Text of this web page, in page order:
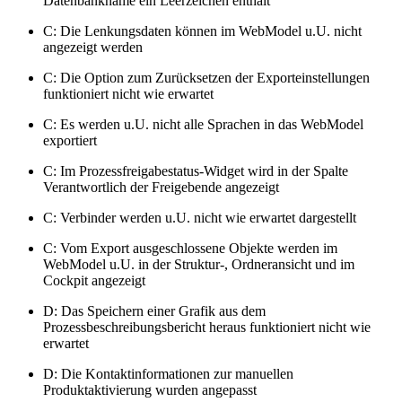
C: Die Lenkungsdaten können im WebModel u.U. nicht
angezeigt werden
C: Die Option zum Zurücksetzen der Exporteinstellungen
funktioniert nicht wie erwartet
C: Es werden u.U. nicht alle Sprachen in das WebModel
exportiert
C: Im Prozessfreigabestatus-Widget wird in der Spalte
Verantwortlich der Freigebende angezeigt
C: Verbinder werden u.U. nicht wie erwartet dargestellt
C: Vom Export ausgeschlossene Objekte werden im
WebModel u.U. in der Struktur-, Ordneransicht und im
Cockpit angezeigt
D: Das Speichern einer Grafik aus dem
Prozessbeschreibungsbericht heraus funktioniert nicht wie
erwartet
D: Die Kontaktinformationen zur manuellen
Produktaktivierung wurden angepasst